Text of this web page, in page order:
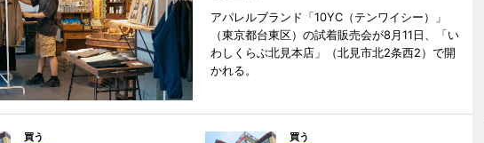
アパレルブランド「10YC（テンワイシー）」
（東京都台東区）の試着販売会が8月11日、「い
わしくらぶ北見本店」（北見市北2条西2）で開
かれる。
買う 買う